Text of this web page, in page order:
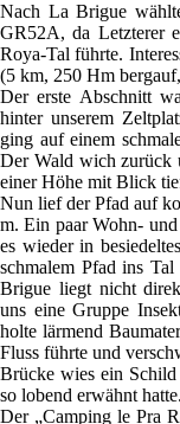
Nach La Brigue
GR52A, da Letzterer
Roya-Tal führte.
(5 km, 250 Hm
Der erste Abschnitt
hinter unserem
ging auf einem
Der Wald wich zurück
einer Höhe mit Blick
Nun lief der Pfad auf
m. Ein paar Wohn-
es wieder in
schmalem Pfad ins
Brigue liegt nicht
uns eine Gruppe
holte lärmend
Fluss führte und
Brücke wies ein
so lobend erwähnt hatte.
Der „Camping le Pra